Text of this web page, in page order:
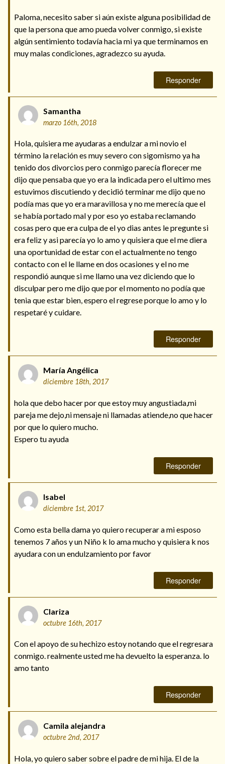
Paloma, necesito saber si aún existe alguna posibilidad de
que la persona que amo pueda volver conmigo, si existe
algún sentimiento todavía hacia mi ya que terminamos en
muy malas condiciones, agradezco su ayuda.
Responder
Samantha
marzo 16th, 2018
Hola, quisiera me ayudaras a endulzar a mi novio el
término la relación es muy severo con sigomismo ya ha
tenido dos divorcios pero conmigo parecía florecer me
dijo que pensaba que yo era la indicada pero el ultimo mes
estuvimos discutiendo y decidió terminar me dijo que no
podía mas que yo era maravillosa y no me merecía que el
se había portado mal y por eso yo estaba reclamando
cosas pero que era culpa de el yo dias antes le pregunte si
era feliz y asi parecía yo lo amo y quisiera que el me diera
una oportunidad de estar con el actualmente no tengo
contacto con el le llame en dos ocasiones y el no me
respondió aunque si me llamo una vez diciendo que lo
disculpar pero me dijo que por el momento no podía que
tenia que estar bien, espero el regrese porque lo amo y lo
respetaré y cuidare.
Responder
María Angélica
diciembre 18th, 2017
hola que debo hacer por que estoy muy angustiada,mi
pareja me dejo,ni mensaje ni llamadas atiende,no que hacer
por que lo quiero mucho.
Espero tu ayuda
Responder
Isabel
diciembre 1st, 2017
Como esta bella dama yo quiero recuperar a mi esposo
tenemos 7 años y un Niño k lo ama mucho y quisiera k nos
ayudara con un endulzamiento por favor
Responder
Clariza
octubre 16th, 2017
Con el apoyo de su hechizo estoy notando que el regresara
conmigo. realmente usted me ha devuelto la esperanza. lo
amo tanto
Responder
Camila alejandra
octubre 2nd, 2017
Hola, yo quiero saber sobre el padre de mi hija. El de la